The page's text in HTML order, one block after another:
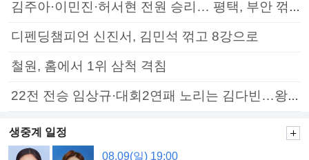
김주아·이민진·허서현 전원 승리… 평택, 부안 꺾고 5연승
디펜딩챔피언 신진서, 김민석 꺾고 8강으로
철원, 홈에서 1위 삼척 격침
22전 전승 임상규·대회2연패 노리는 김다빈…왕중왕전 16강 7일부터
생중계 일정
08.09(일) 19:00